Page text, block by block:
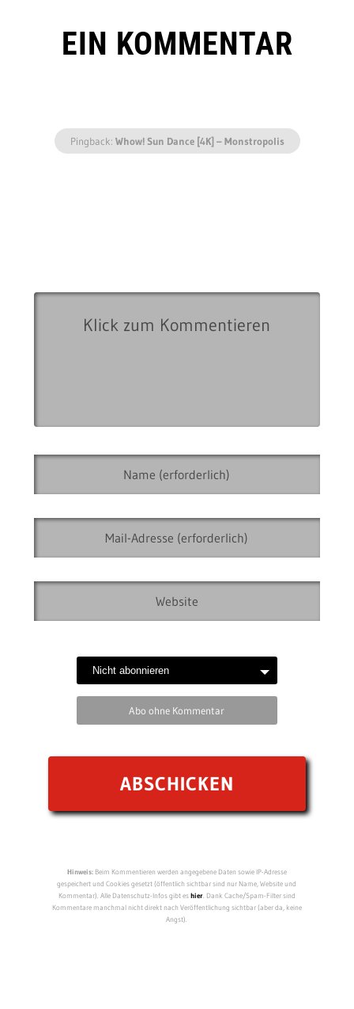
EIN KOMMENTAR
Pingback: Whow! Sun Dance [4K] – Monstropolis
Abo ohne Kommentar
Hinweis:Beim Kommentieren werden angegebene Daten sowie IP-Adresse
gespeichert und Cookies gesetzt (öffentlich sichtbar sind nur Name, Website und
Kommentar). Alle Datenschutz-Infos gibt eshier. Dank Cache/Spam-Filter sind
Kommentare manchmal nicht direkt nach Veröffentlichung sichtbar (aber da, keine
Angst).